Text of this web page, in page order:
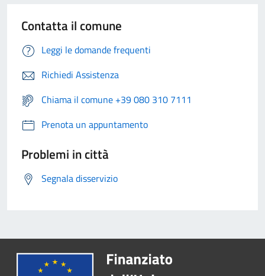
Contatta il comune
Leggi le domande frequenti
Richiedi Assistenza
Chiama il comune +39 080 310 7111
Prenota un appuntamento
Problemi in città
Segnala disservizio